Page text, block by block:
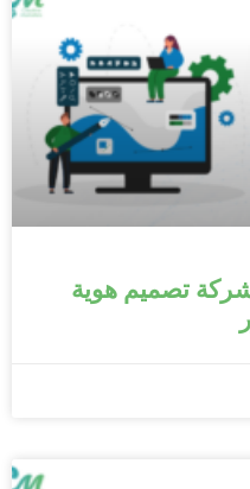
تصميم هوية